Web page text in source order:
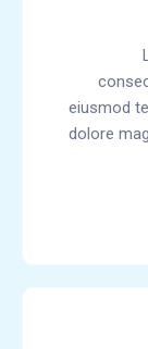
eiusmod
dolore